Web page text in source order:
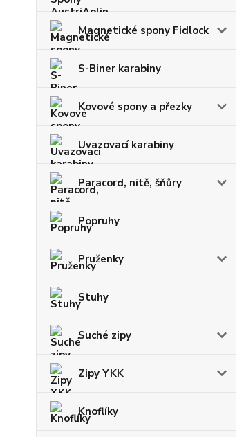
Magnetické spony Fidlock
S-Biner karabiny
Kovové spony a přezky
Uvazovací karabiny
Paracord, nitě, šňůry
Popruhy
Pruženky
Stuhy
Suché zipy
Zipy YKK
Knoflíky